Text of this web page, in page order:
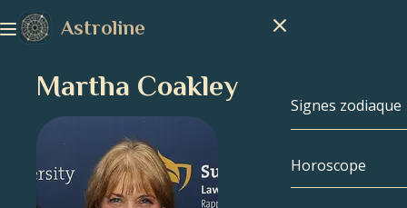
Astroline
Signes zodiaque
Signes
Horoscope
Martha Coakley